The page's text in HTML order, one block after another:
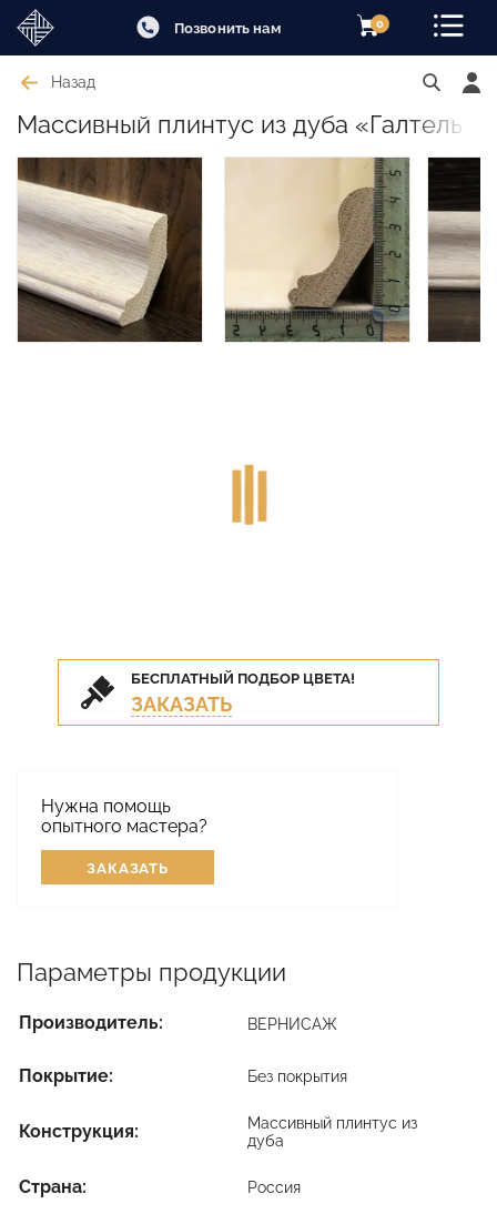
Позвонить нам 0
Назад
Массивный плинтус из дуба «Галтель
БЕСПЛАТНЫЙ ПОДБОР ЦВЕТА!
ЗАКАЗАТЬ
Нужна помощь
опытного мастера?
ЗАКАЗАТЬ
Параметры продукции
Производитель: ВЕРНИСАЖ
Покрытие: Без покрытия
Конструкция:
Массивный плинтус из
дуба
Страна: Россия